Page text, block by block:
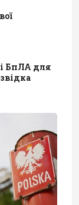
БпЛА для